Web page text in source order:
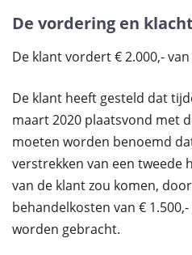
De vordering en klacht
De klant vordert € 2.000,-
De klant heeft gesteld dat
maart 2020 plaatsvond met
moeten worden benoemd
verstrekken van een tweede
van de klant zou komen,
behandelkosten van €
worden gebracht.